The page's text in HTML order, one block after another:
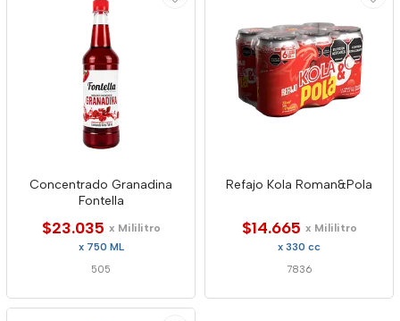
Concentrado Granadina
Fontella
$23.035 x Mililitro
x 750 ML
505
Refajo Kola Roman&Pola
$14.665 x Mililitro
x 330 cc
7836